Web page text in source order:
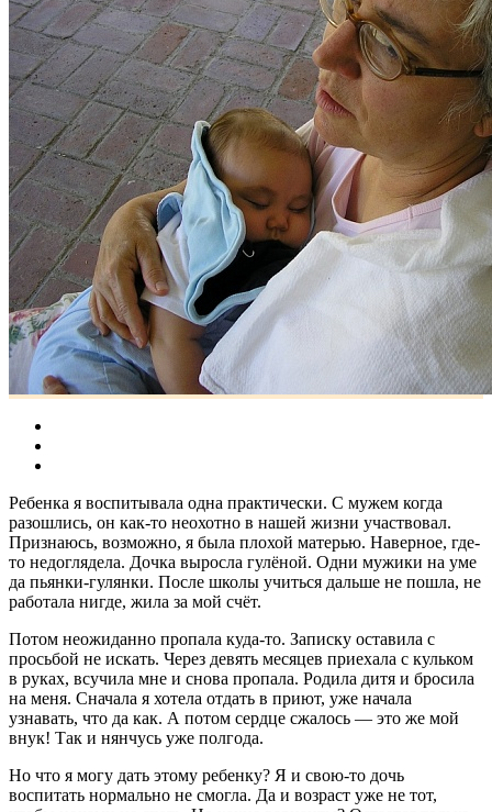
Ребенка я воспитывала одна практически. С мужем когда
разошлись, он как-то неохотно в нашей жизни участвовал.
Признаюсь, возможно, я была плохой матерью. Наверное, где-
то недоглядела. Дочка выросла гулёной. Одни мужики на уме
да пьянки-гулянки. После школы учиться дальше не пошла, не
работала нигде, жила за мой счёт.
Потом неожиданно пропала куда-то. Записку оставила с
просьбой не искать. Через девять месяцев приехала с кульком
в руках, всучила мне и снова пропала. Родила дитя и бросила
на меня. Сначала я хотела отдать в приют, уже начала
узнавать, что да как. А потом сердце сжалось — это же мой
внук! Так и нянчусь уже полгода.
Но что я могу дать этому ребенку? Я и свою-то дочь
воспитать нормально не смогла. Да и возраст уже не тот,